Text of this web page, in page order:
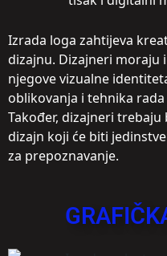
Izrada loga zahtijeva
dizajnu. Dizajneri moraju
njegove vizualne
oblikovanja i tehnika
Također, dizajneri
dizajn koji će biti
za prepoznavanje.